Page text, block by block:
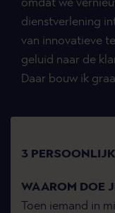
omdat we
dienstverlening
van innovatieve
geluid naar de
Daar bouw ik
3
WAAROM DOE
Toen iemand in